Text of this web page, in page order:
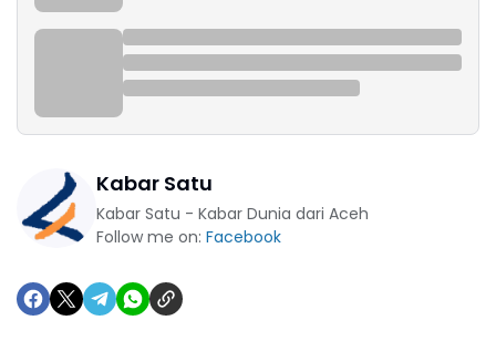
Kabar Satu
Kabar Satu - Kabar Dunia dari Aceh
Follow me on: Facebook